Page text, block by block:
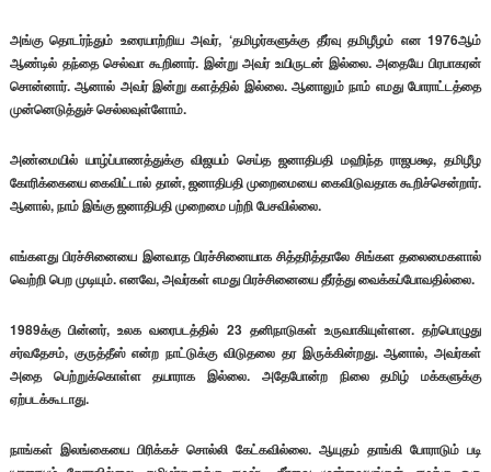
அங்கு தொடர்ந்தும் உரையாற்றிய அவர், ‘தமிழர்களுக்கு தீர்வு தமிழீழம் என 1976ஆம்
ஆண்டில் தந்தை செல்வா கூறினார். இன்று அவர் உயிருடன் இல்லை. அதையே பிரபாகரன்
சொன்னார். ஆனால் அவர் இன்று களத்தில் இல்லை. ஆனாலும் நாம் எமது போராட்டத்தை
முன்னெடுத்துச் செல்லவுள்ளோம்.
அண்மையில் யாழ்ப்பாணத்துக்கு விஜயம் செய்த ஜனாதிபதி மஹிந்த ராஜபக்ஷ, தமிழீழ
கோரிக்கையை கைவிட்டால் தான், ஜனாதிபதி முறைமையை கைவிடுவதாக கூறிச்சென்றார்.
ஆனால், நாம் இங்கு ஜனாதிபதி முறைமை பற்றி பேசவில்லை.
எங்களது பிரச்சினையை இனவாத பிரச்சினையாக சித்தரித்தாலே சிங்கள தலைமைகளால்
வெற்றி பெற முடியும். எனவே, அவர்கள் எமது பிரச்சினையை தீர்த்து வைக்கப்போவதில்லை.
1989க்கு பின்னர், உலக வரைபடத்தில் 23 தனிநாடுகள் உருவாகியுள்ளன. தற்பொழுது
சர்வதேசம், குருத்தீஸ் என்ற நாட்டுக்கு விடுதலை தர இருக்கின்றது. ஆனால், அவர்கள்
அதை பெற்றுக்கொள்ள தயாராக இல்லை. அதேபோன்ற நிலை தமிழ் மக்களுக்கு
ஏற்படக்கூடாது.
நாங்கள் இலங்கையை பிரிக்கச் சொல்லி கேட்கவில்லை. ஆயுதம் தாங்கி போராடும் படி